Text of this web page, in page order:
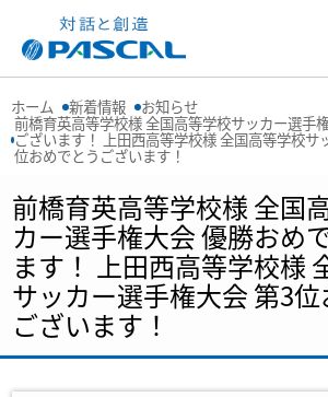
ホーム 新着情報 お知らせ
前橋育英高等学校様 全国高等学校サッカー選手
ございます！ 上田西高等学校様 全国高等学校サ
位おめでとうございます！
前橋育英高等学校様 全国
カー選手権大会 優勝おめ
ます！ 上田西高等学校様
サッカー選手権大会 第3
ございます！